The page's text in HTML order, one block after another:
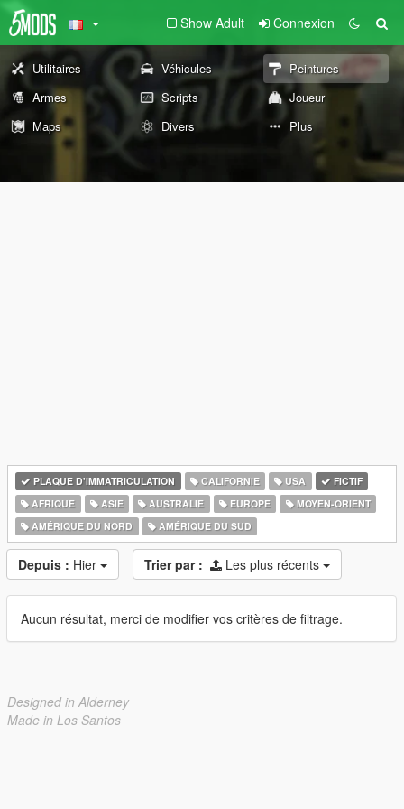
Show Adult Connexion
Utilitaires Véhicules
Peintures
Armes
Scripts
Joueur
Maps
Divers Plus
PLAQUE D'IMMATRICULATION CALIFORNIE USA
FICTIF
AFRIQUE
ASIE AUSTRALIE EUROPE
MOYEN-ORIENT
AMÉRIQUE DU NORD
AMÉRIQUE DU SUD
Depuis : Hier Trier par : Les plus récents
Aucun résultat, merci de modifier vos critères de filtrage.
Designed in Alderney
Made in Los Santos